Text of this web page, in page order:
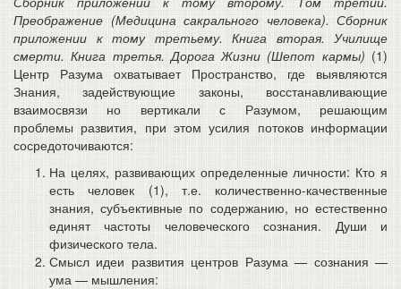
Преображение (Медицина сакрального человека). Сборник
приложении к тому третьему. Книга вторая. Училище
смерти. Книга третья. Дорога Жизни (Шепот кармы) (1)
Центр Разума охватывает Пространство, где выявляются
Знания, задействующие законы, восстанавливающие
взаимосвязи но вертикали с Разумом, решающим
проблемы развития, при этом усилия потоков информации
сосредоточиваются:
На целях, развивающих определенные личности: Кто я
есть человек (1), т.е. количественно-качественные
знания, субъективные по содержанию, но естественно
единят частоты человеческого сознания. Души и
физического тела.
Смысл идеи развития центров Разума — сознания —
ума — мышления: